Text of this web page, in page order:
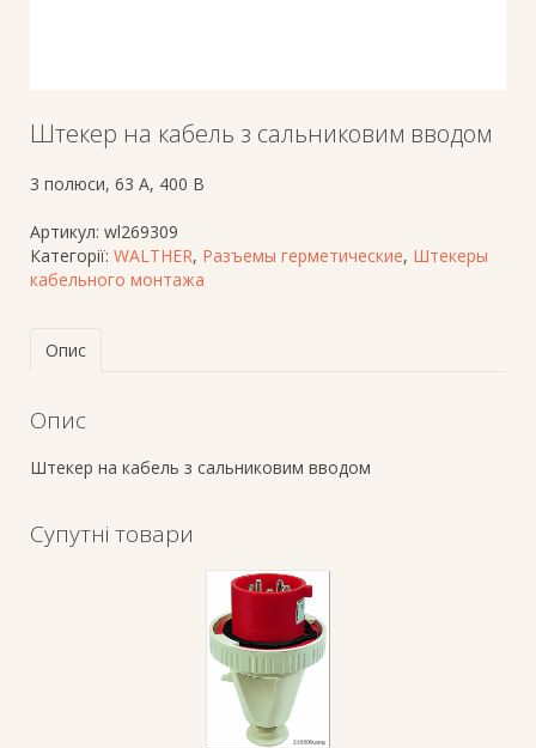
Штекер на кабель з сальниковим вводом
3 полюси, 63 A, 400 В
Артикул: wl269309
Категорії: WALTHER, Разъемы герметические, Штекеры
кабельного монтажа
Опис
Опис
Штекер на кабель з сальниковим вводом
Супутні товари